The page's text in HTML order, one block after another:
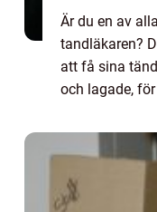
Är du en av
tandläkaren?
att få sina
och lagade,